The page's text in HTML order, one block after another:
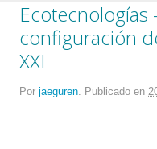
Ecotecnologías
configuración
XXI
Por jaeguren. Publicado en